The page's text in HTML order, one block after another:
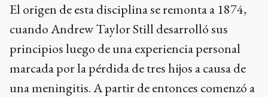
El origen de esta disciplina se remonta a 1874,
cuando Andrew Taylor Still desarrolló sus
principios luego de una experiencia personal
marcada por la pérdida de tres hijos a causa de
una meningitis. A partir de entonces comenzó a